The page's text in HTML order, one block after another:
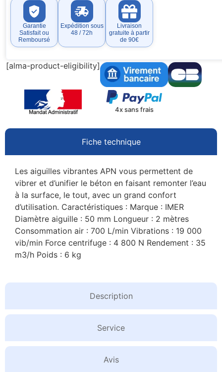
Garantie
Satisfait ou
Remboursé
Expédition sous
48 / 72h
Livraison
gratuite à partir
de 90€
[alma-product-eligibility]
4x sans frais
Fiche technique
Description
Service
Avis
Les aiguilles vibrantes APN vous permettent de
vibrer et d’unifier le béton en faisant remonter l’eau
à la surface, le tout, avec un grand confort
d’utilisation. Caractéristiques : Marque : IMER
Diamètre aiguille : 50 mm Longueur : 2 mètres
Consommation air : 700 L/min Vibrations : 19 000
vib/min Force centrifuge : 4 800 N Rendement : 35
m3/h Poids : 6 kg